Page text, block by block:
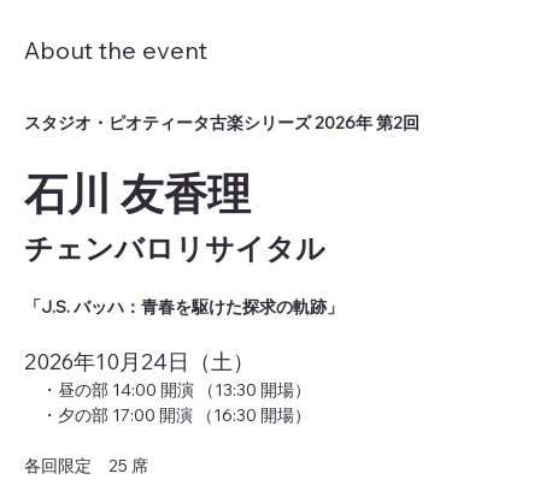
About the event
スタジオ・ピオティータ古楽シリーズ 2026年 第2回
石川 友香理
チェンバロリサイタル
「J.S. バッハ：青春を駆けた探求の軌跡」
2026年10月24日（土）
・昼の部 14:00 開演 （13:30 開場）
・夕の部 17:00 開演 （16:30 開場）
各回限定　25 席